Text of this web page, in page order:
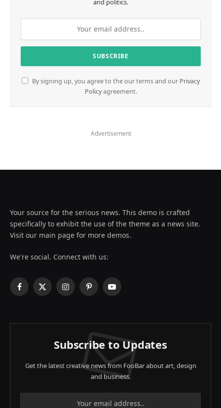
and politics.
By signing up, you agree to the our terms and our Privacy
Policyagreement.
Advertisement
Your source for the serious news. This demo is crafted
specifically to exhibit the use of the theme as a news site.
Visit our main page for more demos.
We're social. Connect with us:
Facebook
X
InstagramPinterestYouTube
Subscribe to Updates
Get the latest creative news from FooBar about art, design
and business.